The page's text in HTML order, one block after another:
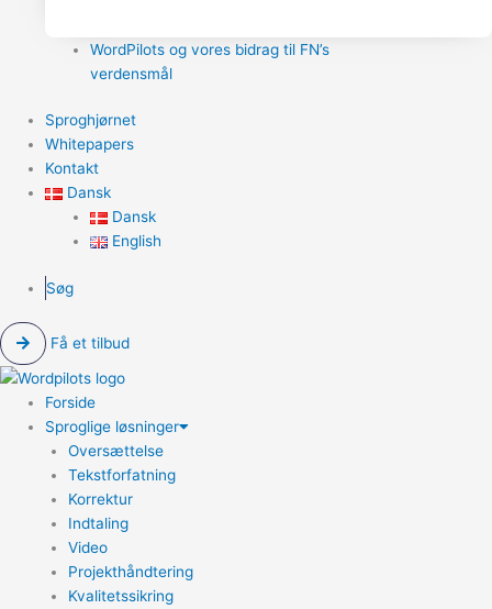
WordPilots og vores bidrag til FN’s
verdensmål
Sproghjørnet
Whitepapers
Kontakt
Dansk
Dansk
English
Søg
Få et tilbud
Forside
Sproglige løsninger
Oversættelse
Tekstforfatning
Korrektur
Indtaling
Video
Projekthåndtering
Kvalitetssikring